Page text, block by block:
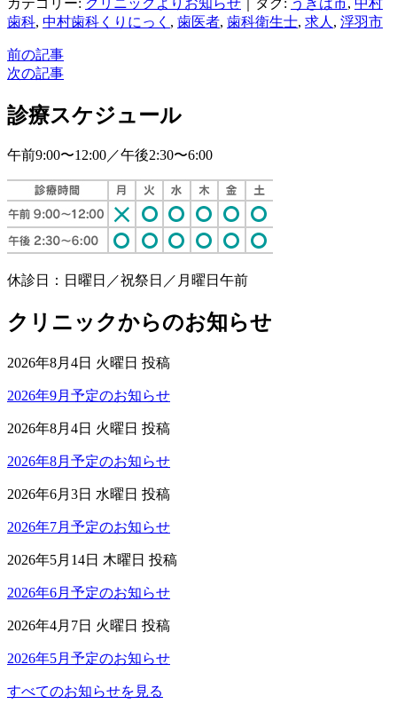
歯科, 中村歯科くりにっく , 歯医者, 歯科衛生士, 求人 , 浮羽市
前の記事
次の記事
診療スケジュール
午前9:00〜12:00／午後2:30〜6:00
休診日：日曜日／祝祭日／月曜日午前
クリニックからのお知らせ
2026年8月4日 火曜日 投稿
2026年9月予定のお知らせ
2026年8月4日 火曜日 投稿
2026年8月予定のお知らせ
2026年6月3日 水曜日 投稿
2026年7月予定のお知らせ
2026年5月14日 木曜日 投稿
2026年6月予定のお知らせ
2026年4月7日 火曜日 投稿
2026年5月予定のお知らせ
すべてのお知らせを見る